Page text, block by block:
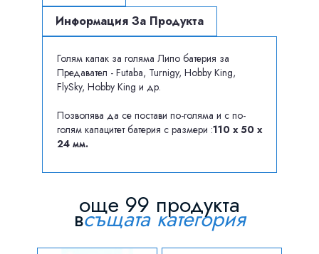
Информация За Продукта
Голям капак за голяма Липо батерия за
Предавател - Futaba, Turnigy, Hobby King,
FlySky, Hobby King и др.
Позволява да се постави по-голяма и с по-
голям капацитет батерия с размери :110 x 50 x
24 мм.
още 99 продукта
всъщата категория